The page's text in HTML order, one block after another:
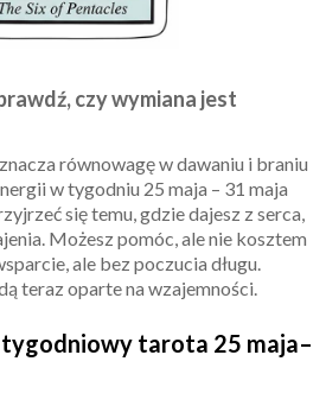
czy wymiana jest
równowagę w dawaniu i braniu
w tygodniu 25 maja – 31 maja
się temu, gdzie dajesz z serca,
Możesz pomóc, ale nie kosztem
ale bez poczucia długu.
teraz oparte na wzajemności.
tygodniowy tarota 25 maja–